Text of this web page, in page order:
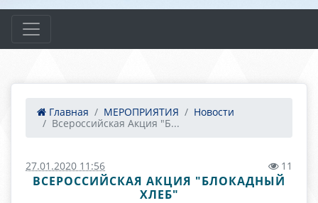
Главная МЕРОПРИЯТИЯ
Новости
Всероссийская Акция "Б...
27.01.2020 11:56 11
ВСЕРОССИЙСКАЯ АКЦИЯ "БЛОКАДНЫЙ
ХЛЕБ"